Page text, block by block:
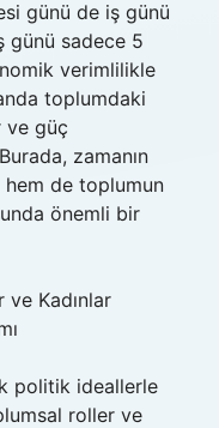
günü de iş günü
günü sadece 5
verimlilikle
toplumdaki
ve güç
zamanın
de toplumun
önemli bir
ve Kadınlar
politik ideallerle
roller ve